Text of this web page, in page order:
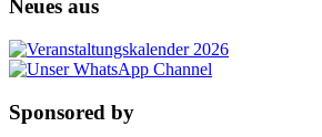
Neues aus
Sponsored by